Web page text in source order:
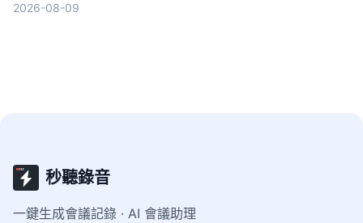
2026-08-09
秒聽錄音
一鍵生成會議記錄 · AI 會議助理